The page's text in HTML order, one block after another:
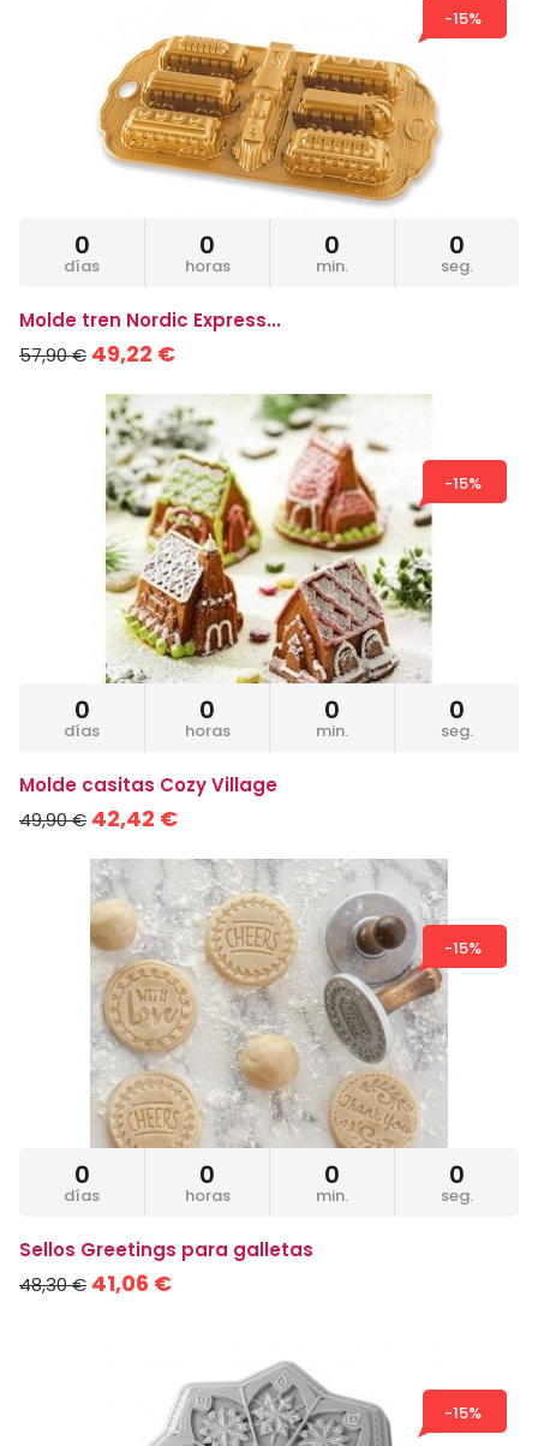
-15%
0
días
0
horas
0
min.
0
seg.
Molde tren Nordic Express...
57,90 € 49,22 €
-15%
0
días
0
horas
0
min.
0
seg.
Molde casitas Cozy Village
49,90 € 42,42 €
-15%
0
días
0
horas
0
min.
0
seg.
Sellos Greetings para galletas
48,30 € 41,06 €
-15%